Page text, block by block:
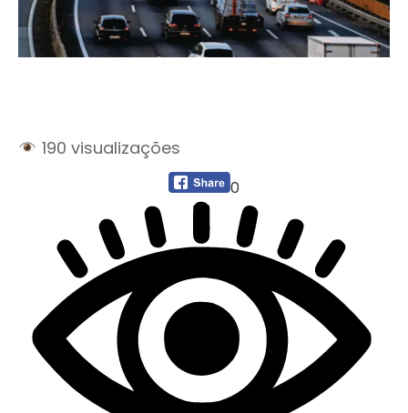
190 visualizações
0